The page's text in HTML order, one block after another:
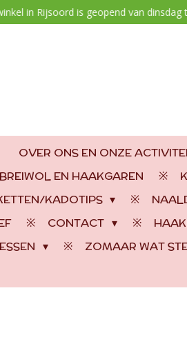
in Rijsoord is geopend van
OVER ONS EN ONZE
EN HAAKGAREN
KADOTIPS
CONTACT
ZOMAAR WAT